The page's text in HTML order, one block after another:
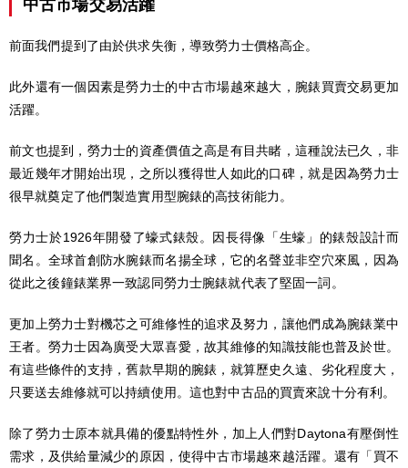
中古市場交易活躍
前面我們提到了由於供求失衡，導致勞力士價格高企。
此外還有一個因素是勞力士的中古市場越來越大，腕錶買賣交易更加
活躍。
前文也提到，勞力士的資產價值之高是有目共睹，這種說法已久，非
最近幾年才開始出現，之所以獲得世人如此的口碑，就是因為勞力士
很早就奠定了他們製造實用型腕錶的高技術能力。
勞力士於1926年開發了蠔式錶殼。因長得像「生蠔」的錶殼設計而
聞名。全球首創防水腕錶而名揚全球，它的名聲並非空穴來風，因為
從此之後鐘錶業界一致認同勞力士腕錶就代表了堅固一詞。
更加上勞力士對機芯之可維修性的追求及努力，讓他們成為腕錶業中
王者。勞力士因為廣受大眾喜愛，故其維修的知識技能也普及於世。
有這些條件的支持，舊款早期的腕錶，就算歷史久遠、劣化程度大，
只要送去維修就可以持續使用。這也對中古品的買賣來說十分有利。
除了勞力士原本就具備的優點特性外，加上人們對Daytona有壓倒性
需求，及供給量減少的原因，使得中古市場越來越活躍。還有「買不